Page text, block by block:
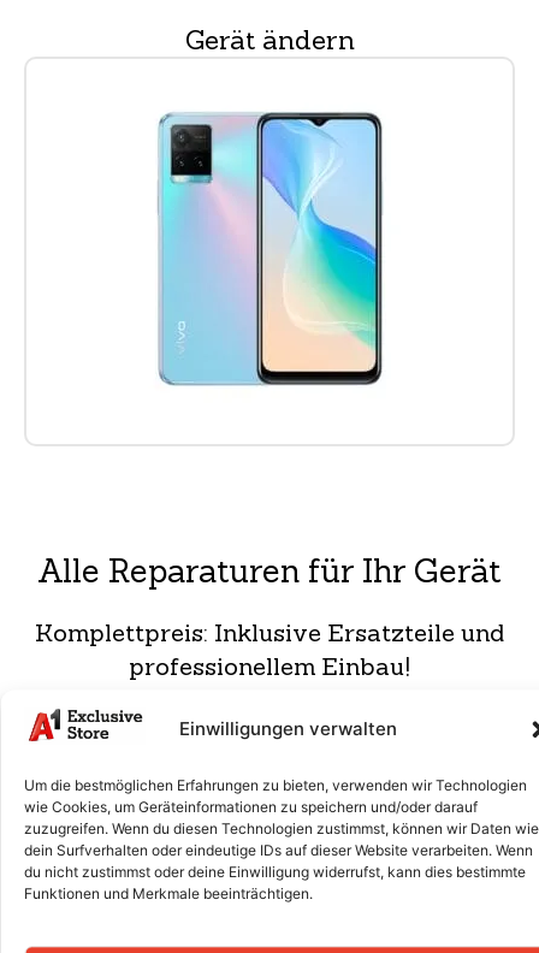
Einwilligungen verwalten
Um die bestmöglichen Erfahrungen zu bieten, verwenden wir Technologien
wie Cookies, um Geräteinformationen zu speichern und/oder darauf
zuzugreifen. Wenn du diesen Technologien zustimmst, können wir Daten wie
dein Surfverhalten oder eindeutige IDs auf dieser Website verarbeiten. Wenn
du nicht zustimmst oder deine Einwilligung widerrufst, kann dies bestimmte
Funktionen und Merkmale beeinträchtigen.
Gerät ändern
Alle Reparaturen für Ihr Gerät
Komplettpreis: Inklusive Ersatzteile und
professionellem Einbau!
Diagnose & Analyse
Wir prüfen dein Smartphone auf Fehler und finden die
Ursache. Danach erhältst du eine Reparaturempfehlung.
Wasserschaden € 45
Dein Smartphone hat Flüssigkeit abbekommen? Wir